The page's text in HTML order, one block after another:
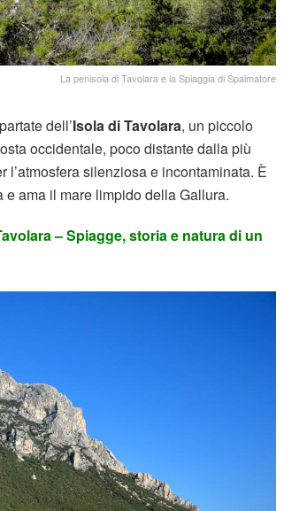
La penisola di Tavolara e la Spiaggia di Spalmatore
dell’Isola di Tavolara, un piccolo
occidentale, poco distante dalla più
l’atmosfera silenziosa e incontaminata. È
ama il mare limpido della Gallura.
– Spiagge, storia e natura di un